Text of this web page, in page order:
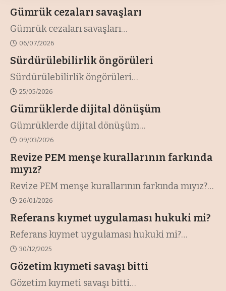
Gümrük cezaları savaşları
Gümrük cezaları savaşları…
06/07/2026
Sürdürülebilirlik öngörüleri
Sürdürülebilirlik öngörüleri…
25/05/2026
Gümrüklerde dijital dönüşüm
Gümrüklerde dijital dönüşüm…
09/03/2026
Revize PEM menşe kurallarının farkında
mıyız?
Revize PEM menşe kurallarının farkında mıyız?…
26/01/2026
Referans kıymet uygulaması hukuki mi?
Referans kıymet uygulaması hukuki mi?…
30/12/2025
Gözetim kıymeti savaşı bitti
Gözetim kıymeti savaşı bitti…